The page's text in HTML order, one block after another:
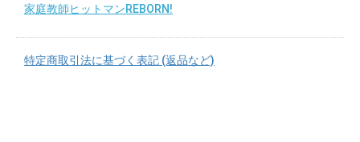
家庭教師ヒットマンREBORN!
特定商取引法に基づく表記 (返品など)